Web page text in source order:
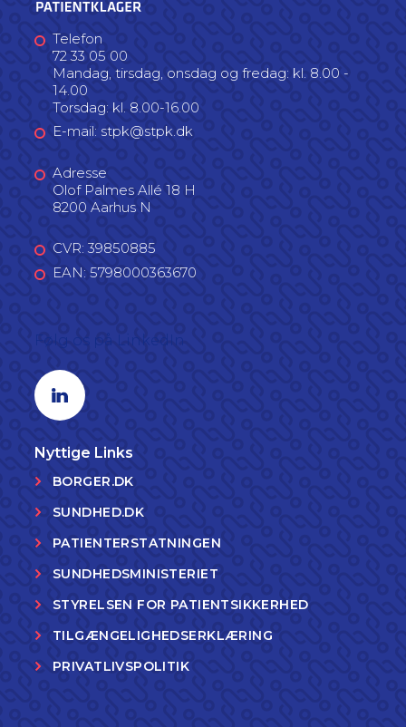
Telefon
72 33 05 00
Mandag, tirsdag, onsdag og fredag: kl. 8.00 -
14.00
Torsdag: kl. 8.00-16.00
E-mail: stpk@stpk.dk
Adresse
Olof Palmes Allé 18 H
8200 Aarhus N
CVR: 39850885
EAN: 5798000363670
Linkedin profil
Nyttige Links
BORGER.DK
SUNDHED.DK
PATIENTERSTATNINGEN
SUNDHEDSMINISTERIET
STYRELSEN FOR PATIENTSIKKERHED
TILGÆNGELIGHEDSERKLÆRING
PRIVATLIVSPOLITIK